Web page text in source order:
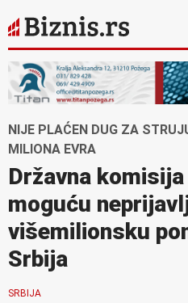
NIJE PLAĆEN DUG ZA
MILIONA EVRA
Državna
moguću
višemilionsku
Srbija
SRBIJA